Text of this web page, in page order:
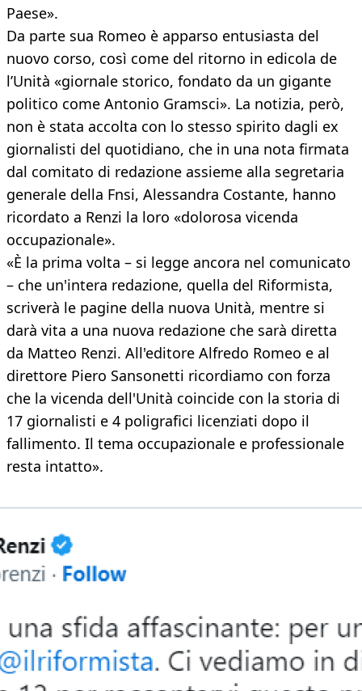
Paese».
Da parte sua Romeo è apparso entusiasta del
nuovo corso, così come del ritorno in edicola de
l’Unità «giornale storico, fondato da un gigante
politico come Antonio Gramsci». La notizia, però,
non è stata accolta con lo stesso spirito dagli ex
giornalisti del quotidiano, che in una nota firmata
dal comitato di redazione assieme alla segretaria
generale della Fnsi, Alessandra Costante, hanno
ricordato a Renzi la loro «dolorosa vicenda
occupazionale».
«È la prima volta – si legge ancora nel comunicato
– che un'intera redazione, quella del Riformista,
scriverà le pagine della nuova Unità, mentre si
darà vita a una nuova redazione che sarà diretta
da Matteo Renzi. All'editore Alfredo Romeo e al
direttore Piero Sansonetti ricordiamo con forza
che la vicenda dell'Unità coincide con la storia di
17 giornalisti e 4 poligrafici licenziati dopo il
fallimento. Il tema occupazionale e professionale
resta intatto».